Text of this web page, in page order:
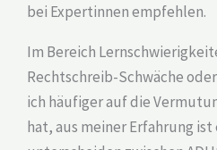
bei Expertinnen empfehlen.
Im Bereich
Rechtschreib-Schwäche
ich häufiger auf die
hat, aus meiner Erfahrung ist